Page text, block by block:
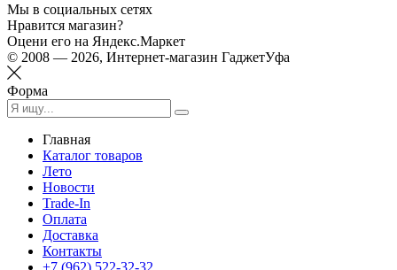
Мы в социальных сетях
Нравится магазин?
Оцени его на Яндекс.Маркет
© 2008 — 2026, Интернет-магазин ГаджетУфа
Форма
Главная
Каталог товаров
Лето
Новости
Trade-In
Оплата
Доставка
Контакты
+7 (962) 522-32-32